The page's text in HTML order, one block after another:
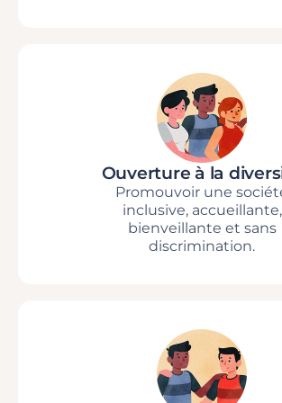
Ouverture à la
Promouvoir une
inclusive, accueillante,
bienveillante et sans
discrimination.